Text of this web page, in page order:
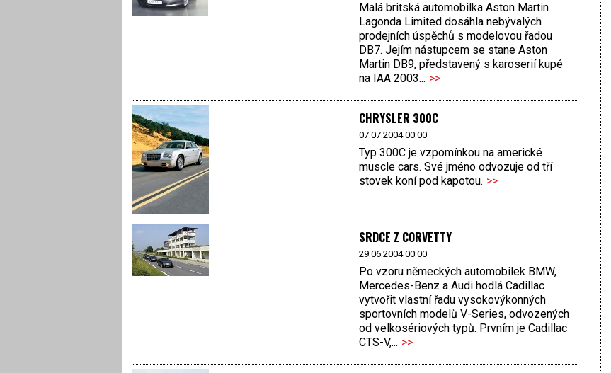
Malá britská automobilka Aston Martin
Lagonda Limited dosáhla nebývalých
prodejních úspěchů s modelovou řadou
DB7. Jejím nástupcem se stane Aston
Martin DB9, představený s karoserií kupé
na IAA 2003... >>
CHRYSLER 300C
07.07.2004 00:00
Typ 300C je vzpomínkou na americké
muscle cars. Své jméno odvozuje od tří
stovek koní pod kapotou. >>
SRDCE Z CORVETTY
29.06.2004 00:00
Po vzoru německých automobilek BMW,
Mercedes-Benz a Audi hodlá Cadillac
vytvořit vlastní řadu vysokovýkonných
sportovních modelů V-Series, odvozených
od velkosériových typů. Prvním je Cadillac
CTS-V,... >>